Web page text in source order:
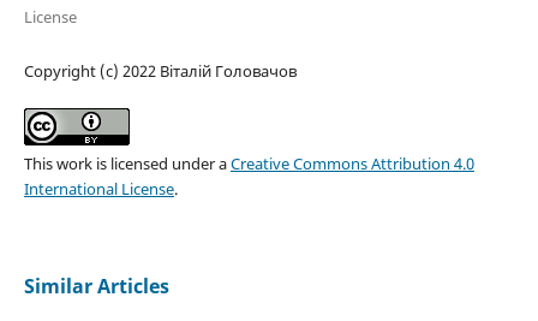
License
Copyright (c) 2022 Віталій Головачов
This work is licensed under aCreative Commons Attribution 4.0
International License.
Similar Articles